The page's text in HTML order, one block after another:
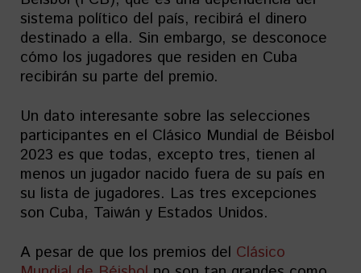
sistema político del país, recibirá el dinero
destinado a ella. Sin embargo, se desconoce
cómo los jugadores que residen en Cuba
recibirán su parte del premio.
Un dato interesante sobre las selecciones
participantes en el Clásico Mundial de Béisbol
2023 es que todas, excepto tres, tienen al
menos un jugador nacido fuera de su país en
su lista de jugadores. Las tres excepciones
son Cuba, Taiwán y Estados Unidos.
A pesar de que los premios del Clásico